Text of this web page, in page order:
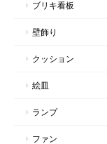
ブリキ看板
壁飾り
クッション
絵皿
ランプ
ファン